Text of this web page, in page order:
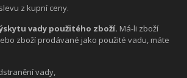
z kupní ceny.
vady použitého zboží. Má-li zboží
zboží prodávané jako použité vadu, máte
vady,